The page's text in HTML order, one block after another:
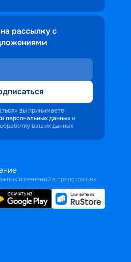
рассылку с
вы принимаете
персональных данных и
ваших данных
изменений в предстоящих